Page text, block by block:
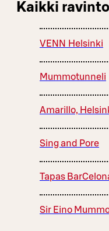
Kaikki
VENN Helsinki
Mummotunneli
Amarillo,
Sing and Pore
Tapas
Sir Eino